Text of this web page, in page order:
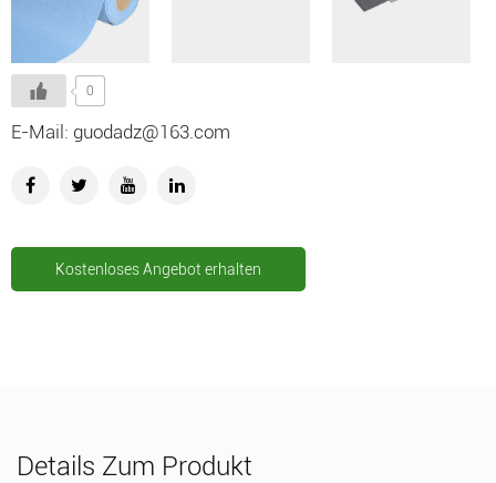
0
E-Mail: guodadz@163.com
Kostenloses Angebot erhalten
Details Zum Produkt